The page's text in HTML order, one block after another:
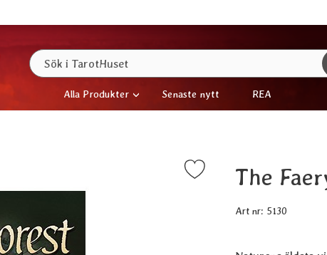
Sök
Alla Produkter Senaste nytt REA
Markera the Faery Forest Oracle - Set som favorit
The
Art nr: 5130